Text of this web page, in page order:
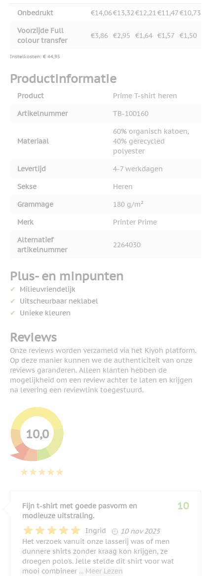
Onbedrukt €14,06€13,32€12,21€11,47€10,73
Voorzijde Full
colour transfer
€3,86 €2,95 €1,64 €1,57 €1,50
Instelkosten: € 44,95
Productinformatie
Product
Prime T-shirt heren
Artikelnummer
TB-100160
Materiaal
60% organisch katoen,
40% gerecycled
polyester
Levertijd
4-7 werkdagen
Sekse
Heren
Grammage
180 g/m²
Merk
Printer Prime
Alternatief
artikelnummer
2264030
Plus- en minpunten
Milieuvriendelijk
Uitscheurbaar neklabel
Unieke kleuren
Reviews
Onze reviews worden verzameld via het Kiyoh platform.
Op deze manier kunnen we de authenticiteit van onze
reviews garanderen. Alleen klanten hebben de
mogelijkheid om een review achter te laten en krijgen
na levering een reviewlink toegestuurd.
10,0
Fijn t-shirt met goede pasvorm en
modieuze uitstraling.
Ingrid
10 november 2025
10 nov 2025
10
Het verzoek vanuit onze lasserij was of men
dunnere shirts zonder kraag kon krijgen, ze
droegen polo's. Jelle stelde dit shirt voor wat
mooi combineer ... Meer Lezen